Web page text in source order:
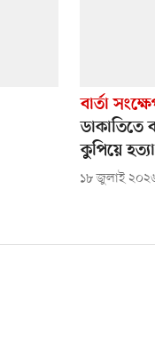
বার্তা
ডাকাতিতে
কুপিয়ে হত্যা
১৮ জুলাই